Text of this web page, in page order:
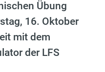
Übung
16. Oktober
mit dem
der LFS